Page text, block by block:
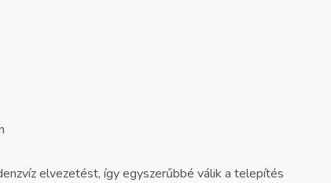
elvezetést, így egyszerűbbé válik a telepítés